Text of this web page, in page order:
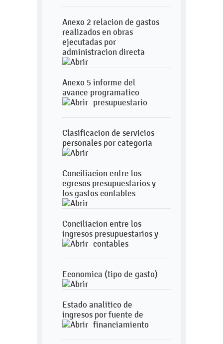
Anexo 2 relacion de gastos
realizados en obras
ejecutadas por
administracion directa
Anexo 5 informe del
avance programatico
presupuestario
Clasificacion de servicios
personales por categoria
Conciliacion entre los
egresos presupuestarios y
los gastos contables
Conciliacion entre los
ingresos presupuestarios y
contables
Economica (tipo de gasto)
Estado analitico de
ingresos por fuente de
financiamiento